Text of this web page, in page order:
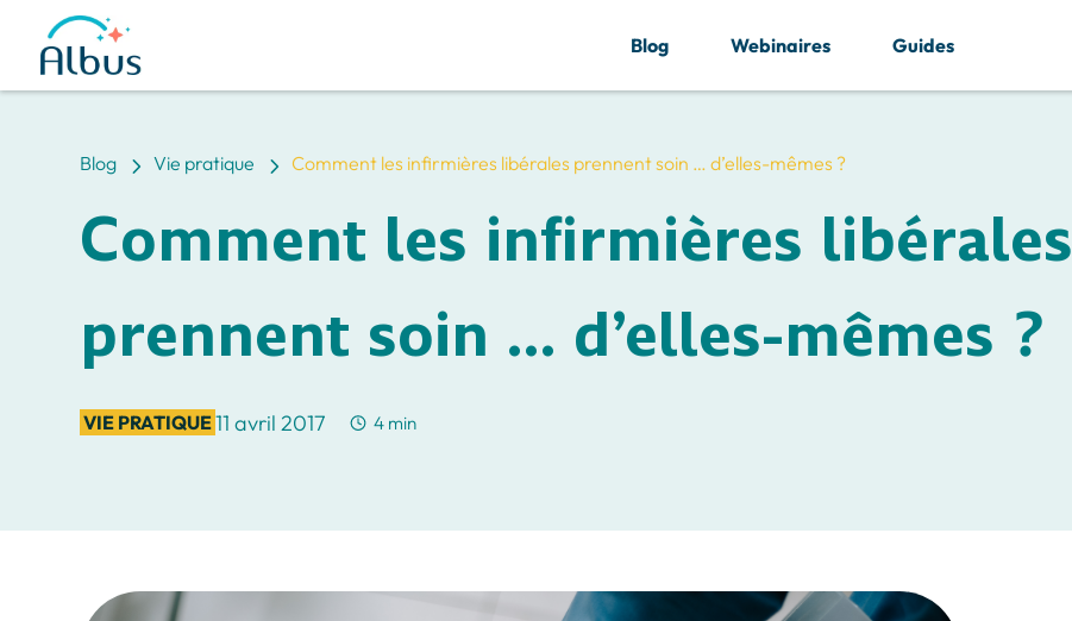
Blog 5 Vie pratique 5 Comment les infirmières libérales prennent soin … d’elles-mêmes ?
Comment les infirmières libérales
prennent soin … d’elles-mêmes ?
VIE PRATIQUE11 avril 2017 4 min
Blog Webinaires Guides